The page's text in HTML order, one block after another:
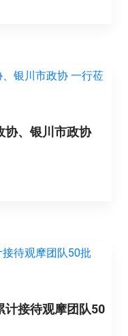
协、银川市政协
计接待观摩团队50